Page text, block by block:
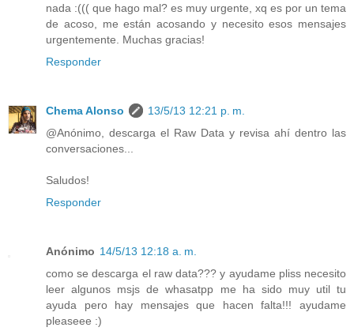
nada :((( que hago mal? es muy urgente, xq es por un tema
de acoso, me están acosando y necesito esos mensajes
urgentemente. Muchas gracias!
Responder
Chema Alonso
13/5/13 12:21 p. m.
@Anónimo, descarga el Raw Data y revisa ahí dentro las
conversaciones...
Saludos!
Responder
Anónimo 14/5/13 12:18 a. m.
como se descarga el raw data??? y ayudame pliss necesito
leer algunos msjs de whasatpp me ha sido muy util tu
ayuda pero hay mensajes que hacen falta!!! ayudame
pleaseee :)